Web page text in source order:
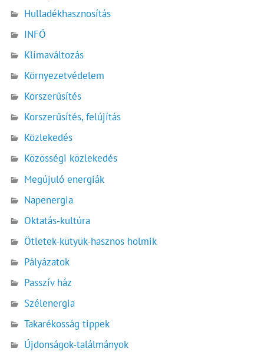
Hulladékhasznosítás
INFÓ
Klímaváltozás
Környezetvédelem
Korszerűsítés
Korszerűsítés, felújítás
Közlekedés
Közösségi közlekedés
Megújuló energiák
Napenergia
Oktatás-kultúra
Ötletek-kütyük-hasznos holmik
Pályázatok
Passzív ház
Szélenergia
Takarékosság tippek
Újdonságok-találmányok